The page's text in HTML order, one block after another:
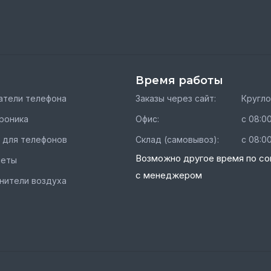
телефона
телефонов
воздуха
Время работы
Заказы через сайт:
Офис:
Склад (самовывоз):
с
с
Возможно другое время по
с менеджером